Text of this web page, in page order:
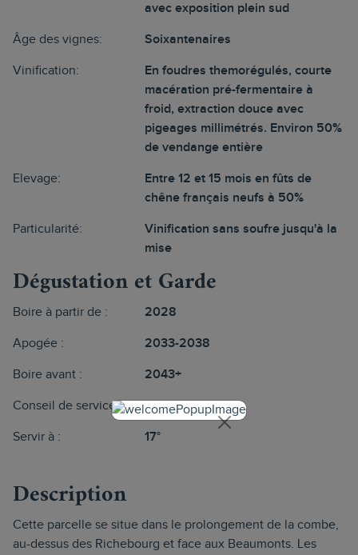
avec exposition plein sud
Âge des vignes: Soixantenaires
Vinification:
En foudres themorégulés, courte
macération pré-fermentaire à
froid, extraction douce avec
pigeages millimétrés. Environ 50%
de vendange entière
Elevage:
Entre 12 et 15 mois en fûts de
chêne français neufs à 50%
Particularité:
Vinification sans soufre jusqu'à la
mise
Dégustation et Garde
Boire à partir de : 2028
Apogée : 2033-2038
Boire avant : 2043+
Conseil de service : En bouteille
Servir à : 17°
Description
Cette parcelle se situe dans le prolongement de la combe,
au-dessus des Richebourg et face aux Beaumonts. Les